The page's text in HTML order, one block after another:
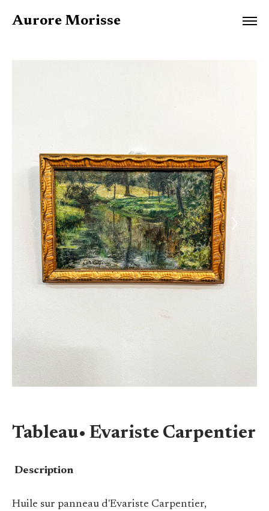
Aurore Morisse
Tableau• Evariste Carpentier
Description
Huile sur panneau d'Evariste Carpentier,